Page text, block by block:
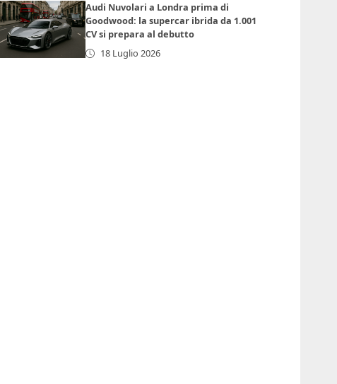
Audi Nuvolari a Londra prima di
Goodwood: la supercar ibrida da 1.001
CV si prepara al debutto
18 Luglio 2026